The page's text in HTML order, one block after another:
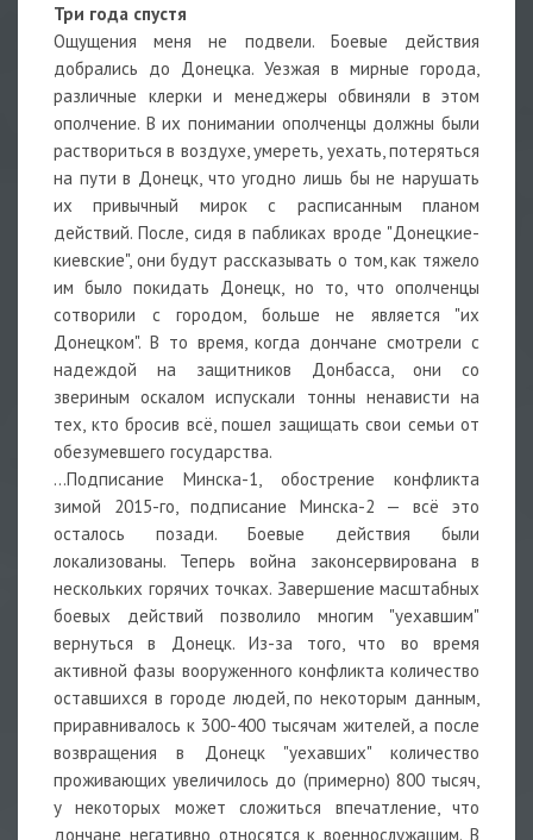
Три года спустя
Ощущения меня не подвели. Боевые действия
добрались до Донецка. Уезжая в мирные города,
различные клерки и менеджеры обвиняли в этом
ополчение. В их понимании ополченцы должны были
раствориться в воздухе, умереть, уехать, потеряться
на пути в Донецк, что угодно лишь бы не нарушать
их привычный мирок с расписанным планом
действий. После, сидя в пабликах вроде "Донецкие-
киевские", они будут рассказывать о том, как тяжело
им было покидать Донецк, но то, что ополченцы
сотворили с городом, больше не является "их
Донецком". В то время, когда дончане смотрели с
надеждой на защитников Донбасса, они со
звериным оскалом испускали тонны ненависти на
тех, кто бросив всё, пошел защищать свои семьи от
обезумевшего государства.
...Подписание Минска-1, обострение конфликта
зимой 2015-го, подписание Минска-2 — всё это
осталось позади. Боевые действия были
локализованы. Теперь война законсервирована в
нескольких горячих точках. Завершение масштабных
боевых действий позволило многим "уехавшим"
вернуться в Донецк. Из-за того, что во время
активной фазы вооруженного конфликта количество
оставшихся в городе людей, по некоторым данным,
приравнивалось к 300-400 тысячам жителей, а после
возвращения в Донецк "уехавших" количество
проживающих увеличилось до (примерно) 800 тысяч,
у некоторых может сложиться впечатление, что
дончане негативно относятся к военнослужащим. В